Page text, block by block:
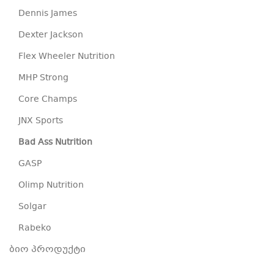
Dennis James
Dexter Jackson
Flex Wheeler Nutrition
MHP Strong
Core Champs
JNX Sports
Bad Ass Nutrition
GASP
Olimp Nutrition
Solgar
Rabeko
ბიო პროდუქტი